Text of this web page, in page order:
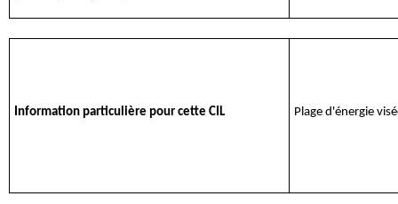
Information particulière pour cette CIL Plage d'énergie